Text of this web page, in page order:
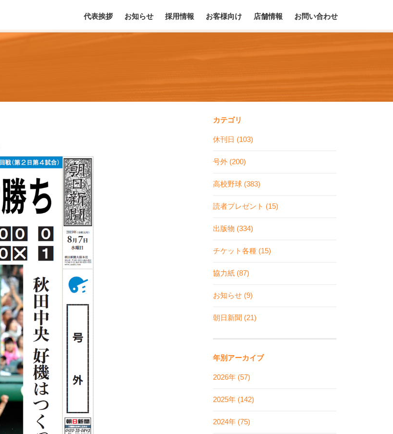
代表挨拶 お知らせ 採用情報 お客様向け 店舗情報 お問い合わせ
カテゴリ
休刊日 (103)
号外 (200)
高校野球 (383)
読者プレゼント (15)
出版物 (334)
チケット各種 (15)
協力紙 (87)
お知らせ (9)
朝日新聞 (21)
年別アーカイブ
2026年 (57)
2025年 (142)
2024年 (75)